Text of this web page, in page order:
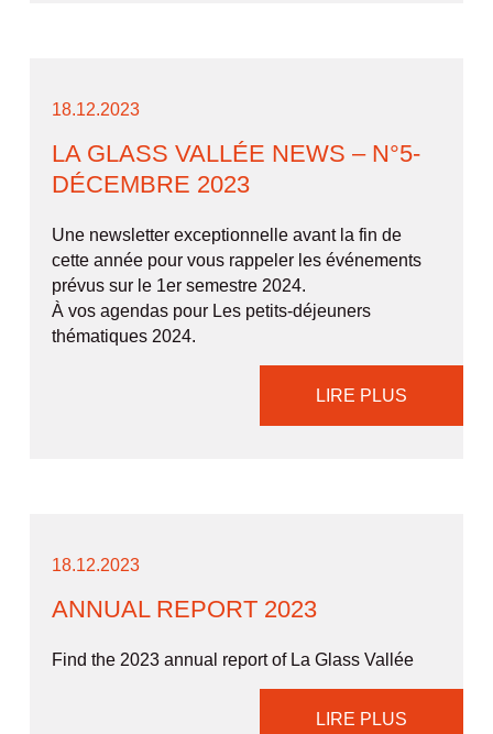
18.12.2023
LA GLASS VALLÉE NEWS – N°5-
DÉCEMBRE 2023
Une newsletter exceptionnelle avant la fin de
cette année pour vous rappeler les événements
prévus sur le 1er semestre 2024.
À vos agendas pour Les petits-déjeuners
thématiques 2024.
LIRE PLUS
18.12.2023
ANNUAL REPORT 2023
Find the 2023 annual report of La Glass Vallée
LIRE PLUS